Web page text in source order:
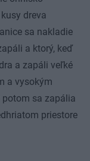
dreva
sa nakladie
a ktorý, keď
a zapáli veľké
a vysokým
sa zapália
priestore